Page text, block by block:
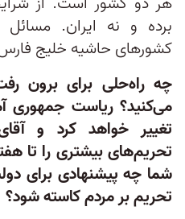
برده و نه ایران.
کشورهای حاشیه خلیج
چه راه‌حلی برای برون
می‌کنید؟ ریاست جمهوری
تغییر خواهد کرد و
تحریم‌های بیشتری را تا
شما چه پیشنهادی برای
تحریم‌ بر مردم کاسته شود؟